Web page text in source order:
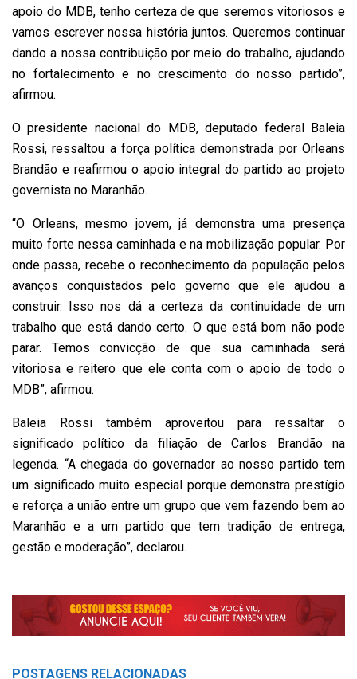
apoio do MDB, tenho certeza de que seremos vitoriosos e
vamos escrever nossa história juntos. Queremos continuar
dando a nossa contribuição por meio do trabalho, ajudando
no fortalecimento e no crescimento do nosso partido”,
afirmou.
O presidente nacional do MDB, deputado federal Baleia
Rossi, ressaltou a força política demonstrada por Orleans
Brandão e reafirmou o apoio integral do partido ao projeto
governista no Maranhão.
“O Orleans, mesmo jovem, já demonstra uma presença
muito forte nessa caminhada e na mobilização popular. Por
onde passa, recebe o reconhecimento da população pelos
avanços conquistados pelo governo que ele ajudou a
construir. Isso nos dá a certeza da continuidade de um
trabalho que está dando certo. O que está bom não pode
parar. Temos convicção de que sua caminhada será
vitoriosa e reitero que ele conta com o apoio de todo o
MDB”, afirmou.
Baleia Rossi também aproveitou para ressaltar o
significado político da filiação de Carlos Brandão na
legenda. “A chegada do governador ao nosso partido tem
um significado muito especial porque demonstra prestígio
e reforça a união entre um grupo que vem fazendo bem ao
Maranhão e a um partido que tem tradição de entrega,
gestão e moderação”, declarou.
POSTAGENS RELACIONADAS